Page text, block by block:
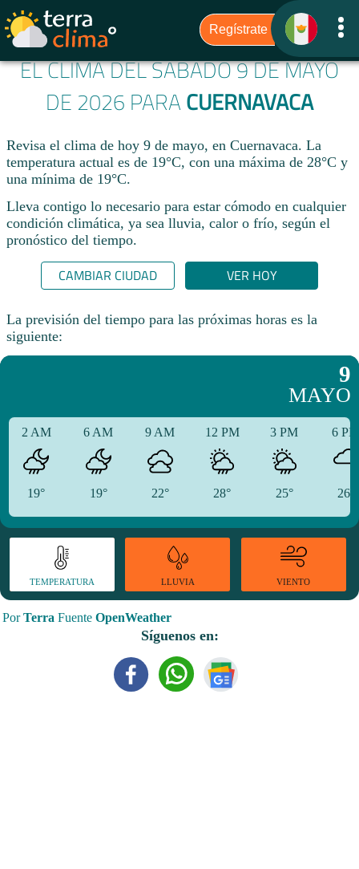
EL CLIMA DEL SÁBADO 9 DE MAYO
DE 2026 PARA CUERNAVACA
Revisa el clima de hoy 9 de mayo, en Cuernavaca. La
temperatura actual es de 19°C, con una máxima de 28°C y
una mínima de 19°C.​
Lleva contigo lo necesario para estar cómodo en cualquier
condición climática, ya sea lluvia, calor o frío, según el
pronóstico del tiempo.
CAMBIAR CIUDAD VER HOY
La previsión del tiempo para las próximas horas es la
siguiente:
9
MAYO
2 AM
19°
6 AM
19°
9 AM
22°
12 PM
28°
3 PM
25°
6
26°
TEMPERATURA LLUVIA VIENTO
PorTerra Fuente OpenWeather
Síguenos en: